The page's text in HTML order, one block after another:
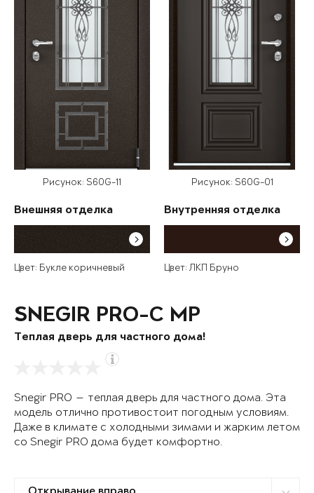
Рисунок: S60G-11
Внешняя отделка
Цвет: Букле коричневый
Рисунок: S60G-01
Внутренняя отделка
Цвет: ЛКП Бруно
SNEGIR PRO-C MP
Теплая дверь для частного дома!
Snegir PRO — теплая дверь для частного дома. Эта
модель отлично противостоит погодным условиям.
Даже в климате с холодными зимами и жарким летом
со Snegir PRO дома будет комфортно.